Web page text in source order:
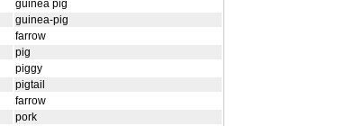
guinea pig
guinea-pig
farrow
pig
piggy
pigtail
farrow
pork